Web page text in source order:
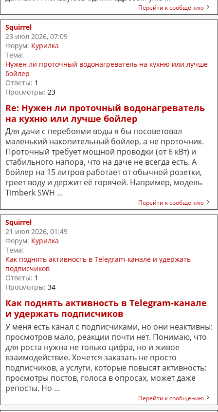
Перейти к сообщению
Squirrel
23 июл 2026, 07:09
Форум: Курилка
Тема:
Нужен ли проточный водонагреватель на кухню или лучше
бойлер
Ответы: 1
Просмотры: 23
Re: Нужен ли проточный водонагреватель
на кухню или лучше бойлер
Для дачи с перебоями воды я бы посоветовал
маленький накопительный бойлер, а не проточник.
Проточный требует мощной проводки (от 6 кВт) и
стабильного напора, что на даче не всегда есть. А
бойлер на 15 литров работает от обычной розетки,
греет воду и держит её горячей. Например, модель
Timberk SWH ...
Перейти к сообщению
Squirrel
21 июл 2026, 01:49
Форум: Курилка
Тема:
Как поднять активность в Telegram-канале и удержать
подписчиков
Ответы: 1
Просмотры: 34
Как поднять активность в Telegram-канале
и удержать подписчиков
У меня есть канал с подписчиками, но они неактивны:
просмотров мало, реакции почти нет. Понимаю, что
для роста нужна не только цифра, но и живое
взаимодействие. Хочется заказать не просто
подписчиков, а услуги, которые повысят активность:
просмотры постов, голоса в опросах, может даже
репосты. Но ...
Перейти к сообщению